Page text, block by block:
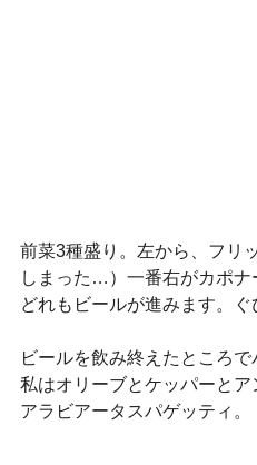
前菜3種盛り。左から、フリ
しまった…）一番右がカポナ
どれもビールが進みます。ぐ
ビールを飲み終えたところで
私はオリーブとケッパーと
アラビアータスパゲッティ。